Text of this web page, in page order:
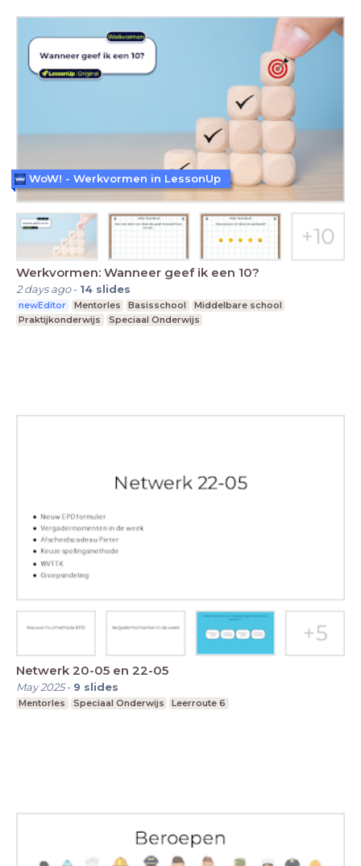
Werkvormen: Wanneer geef ik een 10?
2 days ago- 14 slides
newEditor Mentorles Basisschool
Middelbare school
Praktijkonderwijs
Speciaal Onderwijs
WoW! - Werkvormen in LessonUp
Netwerk 20-05 en 22-05
May 2025- 9 slides
Mentorles Speciaal Onderwijs Leerroute 6